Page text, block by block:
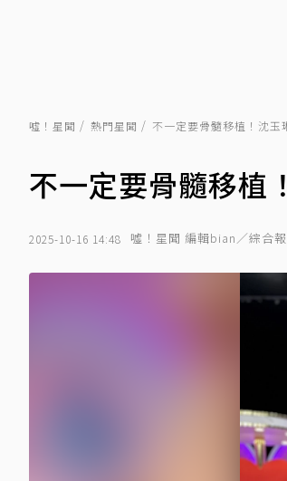
噓！星聞 熱門星聞 不一定要骨髓移植！沈玉
不一定要骨髓移植
2025-10-16 14:48 噓！星聞 編輯bian／綜合